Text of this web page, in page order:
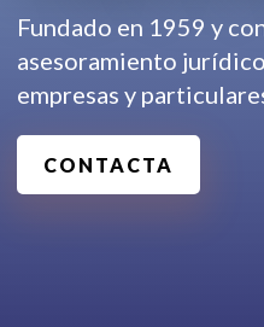
Fundado en 1959 y
asesoramiento
empresas y
CONTACTA